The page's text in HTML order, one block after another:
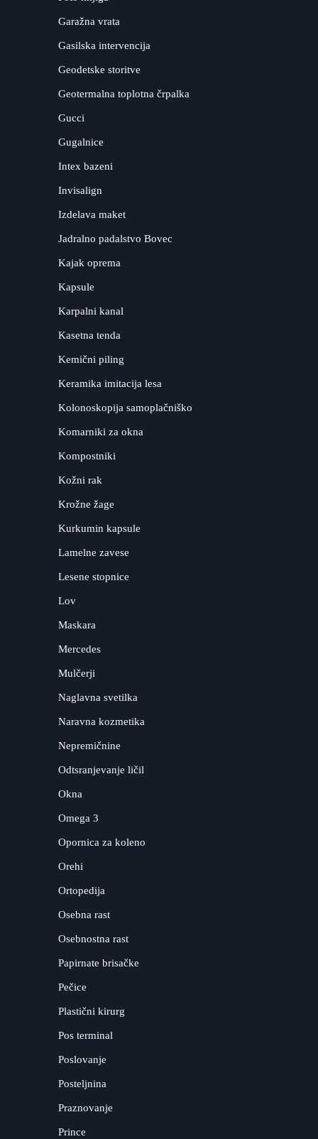
Garažna vrata
Gasilska intervencija
Geodetske storitve
Geotermalna toplotna črpalka
Gucci
Gugalnice
Intex bazeni
Invisalign
Izdelava maket
Jadralno padalstvo Bovec
Kajak oprema
Kapsule
Karpalni kanal
Kasetna tenda
Kemični piling
Keramika imitacija lesa
Kolonoskopija samoplačniško
Komarniki za okna
Kompostniki
Kožni rak
Krožne žage
Kurkumin kapsule
Lamelne zavese
Lesene stopnice
Lov
Maskara
Mercedes
Mulčerji
Naglavna svetilka
Naravna kozmetika
Nepremičnine
Odtsranjevanje ličil
Okna
Omega 3
Opornica za koleno
Orehi
Ortopedija
Osebna rast
Osebnostna rast
Papirnate brisačke
Pečice
Plastični kirurg
Pos terminal
Poslovanje
Posteljnina
Praznovanje
Prince